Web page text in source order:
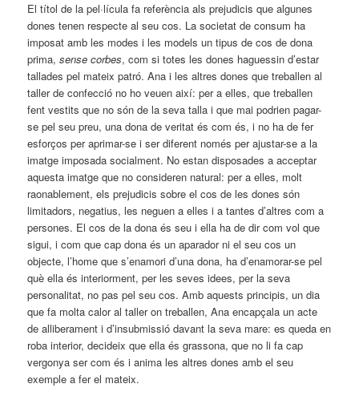
El títol de la pel·lícula fa referència als prejudicis que algunes
dones tenen respecte al seu cos. La societat de consum ha
imposat amb les modes i les models un tipus de cos de dona
prima,sense corbes, com si totes les dones haguessin d’estar
tallades pel mateix patró. Ana i les altres dones que treballen al
taller de confecció no ho veuen així: per a elles, que treballen
fent vestits que no són de la seva talla i que mai podrien pagar-
se pel seu preu, una dona de veritat és com és, i no ha de fer
esforços per aprimar-se i ser diferent només per ajustar-se a la
imatge imposada socialment. No estan disposades a acceptar
aquesta imatge que no consideren natural: per a elles, molt
raonablement, els prejudicis sobre el cos de les dones són
limitadors, negatius, les neguen a elles i a tantes d’altres com a
persones. El cos de la dona és seu i ella ha de dir com vol que
sigui, i com que cap dona és un aparador ni el seu cos un
objecte, l’home que s’enamori d’una dona, ha d’enamorar-se pel
què ella és interiorment, per les seves idees, per la seva
personalitat, no pas pel seu cos. Amb aquests principis, un dia
que fa molta calor al taller on treballen, Ana encapçala un acte
de alliberament i d’insubmissió davant la seva mare: es queda en
roba interior, decideix que ella és grassona, que no li fa cap
vergonya ser com és i anima les altres dones amb el seu
exemple a fer el mateix.